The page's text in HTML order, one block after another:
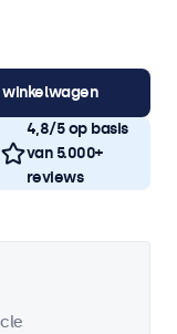
winkelwagen
4,8/5 op basis
van 5.000+
reviews